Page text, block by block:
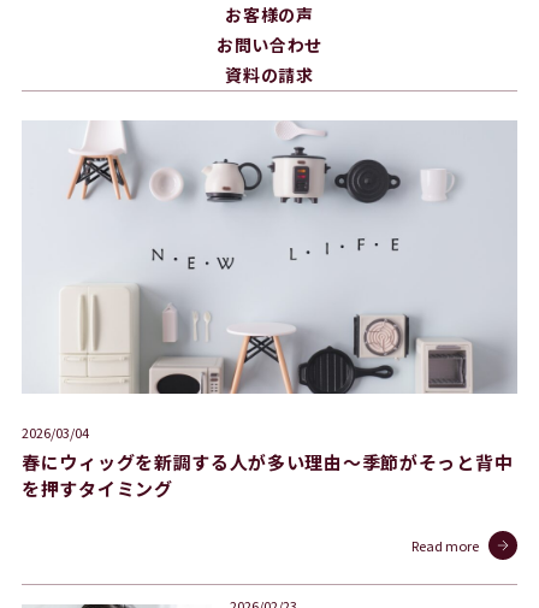
お客様の声
お問い合わせ
資料の請求
2026/03/04
春にウィッグを新調する人が多い理由〜季節がそっと背中
を押すタイミング
Read more